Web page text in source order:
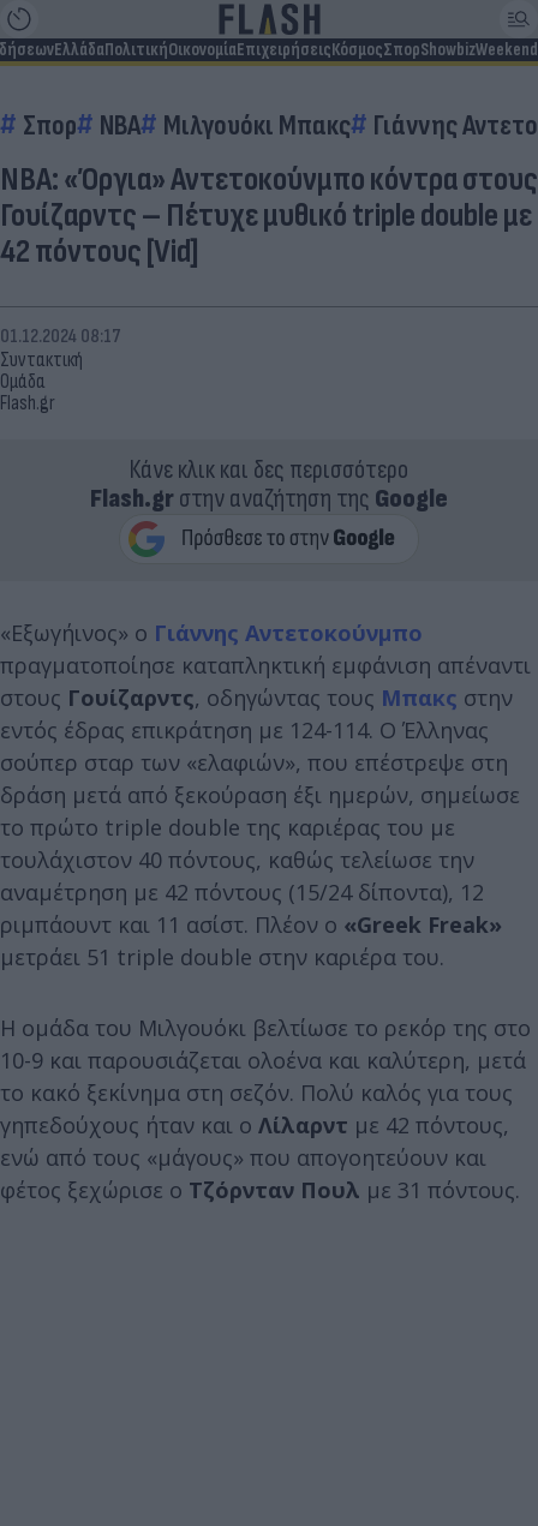
ΕλλάδαΠολιτικήΟικονομίαΕπιχειρήσειςΚόσμοςΣπορShowbizWeekend
Σπορ ΝΒΑ Μιλγουόκι Μπακς Γιάννης
ΝΒΑ: «Όργια» Αντετοκούνμπο κόντρα στους
Γουίζαρντς – Πέτυχε μυθικό triple double με
42 πόντους [Vid]
Συντακτική
Ομάδα
Flash.gr
01.12.2024 08:17
Κάνε κλικ και δες περισσότερο
Flash.grστην αναζήτηση της Google
«Εξωγήινος» ο Γιάννης Αντετοκούνμπο
πραγματοποίησε καταπληκτική εμφάνιση απέναντι
στους Γουίζαρντς, οδηγώντας τους Μπακς στην
εντός έδρας επικράτηση με 124-114. Ο Έλληνας
σούπερ σταρ των «ελαφιών», που επέστρεψε στη
δράση μετά από ξεκούραση έξι ημερών, σημείωσε
το πρώτο triple double της καριέρας του με
τουλάχιστον 40 πόντους, καθώς τελείωσε την
αναμέτρηση με 42 πόντους (15/24 δίποντα), 12
ριμπάουντ και 11 ασίστ. Πλέον ο «Greek Freak»
μετράει 51 triple double στην καριέρα του.
Η ομάδα του Μιλγουόκι βελτίωσε το ρεκόρ της στο
10-9 και παρουσιάζεται ολοένα και καλύτερη, μετά
το κακό ξεκίνημα στη σεζόν. Πολύ καλός για τους
γηπεδούχους ήταν και ο Λίλαρντ με 42 πόντους,
ενώ από τους «μάγους» που απογοητεύουν και
φέτος ξεχώρισε ο Τζόρνταν Πουλ με 31 πόντους.